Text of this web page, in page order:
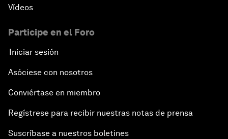
Vídeos
Participe en el Foro
Iniciar sesión
Asóciese con nosotros
Conviértase en miembro
Regístrese para recibir nuestras notas de prensa
Suscríbase a nuestros boletines